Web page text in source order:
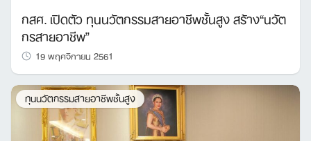
กสศ. เปิดตัว ทุนนวัตกรรมสายอาชีพชั้นสูง สร้าง“นวัต
กรสายอาชีพ”
19 พฤศจิกายน 2561
ทุนนวัตกรรมสายอาชีพชั้นสูง